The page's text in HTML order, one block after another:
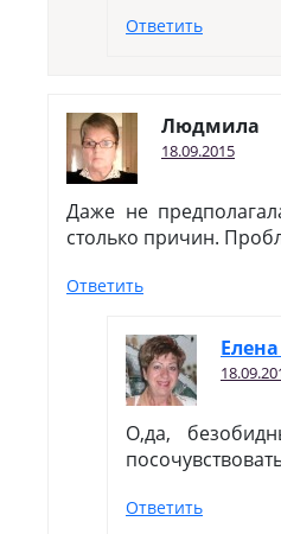
Ответить
Людмила
18.09.2015
Даже не
столько причин.
Ответить
О,да,
Ответить